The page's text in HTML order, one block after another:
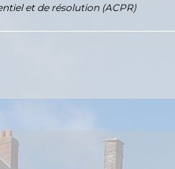
et de résolution (ACPR)